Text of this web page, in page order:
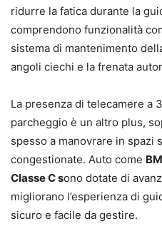
ridurre la fatica durante la
comprendono funzionalità
sistema di mantenimento
angoli ciechi e la frenata
La presenza di telecamere a
parcheggio è un altro plus,
spesso a manovrare in spazi
congestionate. Auto come
Classe C sono dotate di
migliorano l’esperienza di
sicuro e facile da gestire.